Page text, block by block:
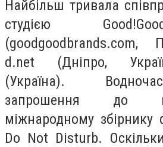
Найбільш тривала
студією
(goodgoodbrands.com,
d.net (Дніпро,
(Україна).
запрошення до
міжнародному збірнику
Do Not Disturb.